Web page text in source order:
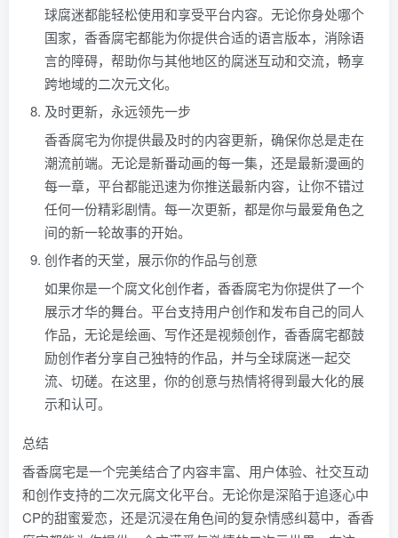
球腐迷都能轻松使用和享受平台内容。无论你身处哪个
国家，香香腐宅都能为你提供合适的语言版本，消除语
言的障碍，帮助你与其他地区的腐迷互动和交流，畅享
跨地域的二次元文化。
及时更新，永远领先一步
香香腐宅为你提供最及时的内容更新，确保你总是走在
潮流前端。无论是新番动画的每一集，还是最新漫画的
每一章，平台都能迅速为你推送最新内容，让你不错过
任何一份精彩剧情。每一次更新，都是你与最爱角色之
间的新一轮故事的开始。
创作者的天堂，展示你的作品与创意
如果你是一个腐文化创作者，香香腐宅为你提供了一个
展示才华的舞台。平台支持用户创作和发布自己的同人
作品，无论是绘画、写作还是视频创作，香香腐宅都鼓
励创作者分享自己独特的作品，并与全球腐迷一起交
流、切磋。在这里，你的创意与热情将得到最大化的展
示和认可。
总结
香香腐宅是一个完美结合了内容丰富、用户体验、社交互动
和创作支持的二次元腐文化平台。无论你是深陷于追逐心中
CP的甜蜜爱恋，还是沉浸在角色间的复杂情感纠葛中，香香